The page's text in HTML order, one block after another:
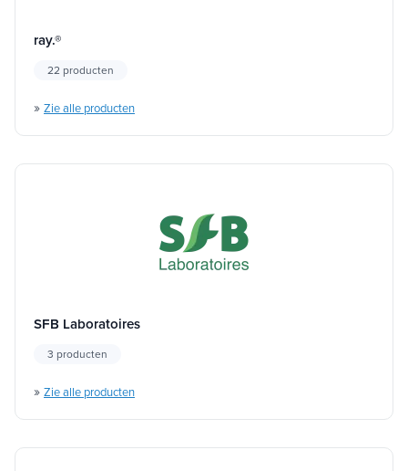
ray.®
22 producten
» Zie alle producten
SFB Laboratoires
3 producten
» Zie alle producten